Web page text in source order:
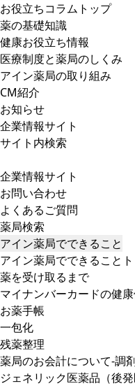
お役立ちコラムトップ
薬の基礎知識
健康お役立ち情報
医療制度と薬局のしくみ
アイン薬局の取り組み
CM紹介
お知らせ
企業情報サイト
サイト内検索
企業情報サイト
お問い合わせ
よくあるご質問
薬局検索
アイン薬局でできること
アイン薬局でできること
薬を受け取るまで
マイナンバーカードの健
お薬手帳
一包化
残薬整理
薬局のお会計について-調
ジェネリック医薬品（後